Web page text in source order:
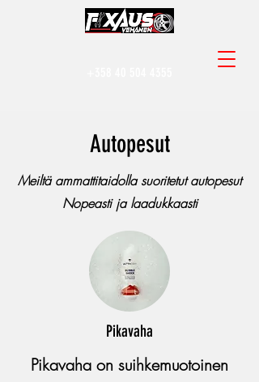
Autopesut
Meiltä ammattitaidolla suoritetut autopesut
Nopeasti ja laadukkaasti
Pikavaha
Pikavaha on suihkemuotoinen